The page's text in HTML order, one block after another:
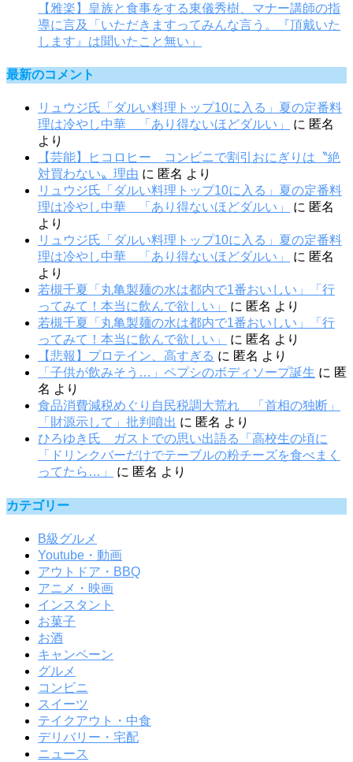
【雅楽】皇族と食事をする東儀秀樹、マナー講師の指
導に言及「いただきますってみんな言う。『頂戴いた
します』は聞いたこと無い」
最新のコメント
リュウジ氏「ダルい料理トップ10に入る」夏の定番料
理は冷やし中華 「あり得ないほどダルい」
に 匿名
より
【芸能】ヒコロヒー コンビニで割引おにぎりは〝絶
対買わない〟理由 に 匿名 より
リュウジ氏「ダルい料理トップ10に入る」夏の定番料
理は冷やし中華 「あり得ないほどダルい」
に 匿名
より
リュウジ氏「ダルい料理トップ10に入る」夏の定番料
理は冷やし中華 「あり得ないほどダルい」
に 匿名
より
若槻千夏「丸亀製麺の水は都内で1番おいしい」「行
ってみて！本当に飲んで欲しい」
に 匿名 より
若槻千夏「丸亀製麺の水は都内で1番おいしい」「行
ってみて！本当に飲んで欲しい」
に 匿名 より
【悲報】プロテイン、高すぎる に 匿名 より
「子供が飲みそう…」ペプシのボディソープ誕生 に 匿
名 より
食品消費減税めぐり自民税調大荒れ 「首相の独断」
「財源示して」批判噴出 に 匿名 より
ひろゆき氏 ガストでの思い出語る「高校生の頃に
「ドリンクバーだけでテーブルの粉チーズを食べまく
ってたら…」
に 匿名 より
カテゴリー
B級グルメ
Youtube・動画
アウトドア・BBQ
アニメ・映画
インスタント
お菓子
お酒
キャンペーン
グルメ
コンビニ
スイーツ
テイクアウト・中食
デリバリー・宅配
ニュース